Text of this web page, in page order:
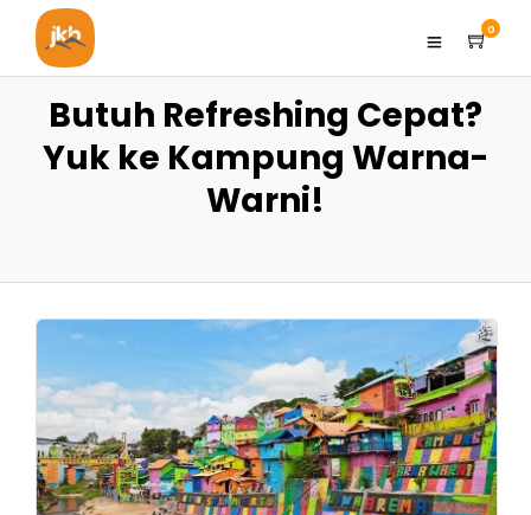
0
Butuh Refreshing Cepat?
Yuk ke Kampung Warna-
Warni!